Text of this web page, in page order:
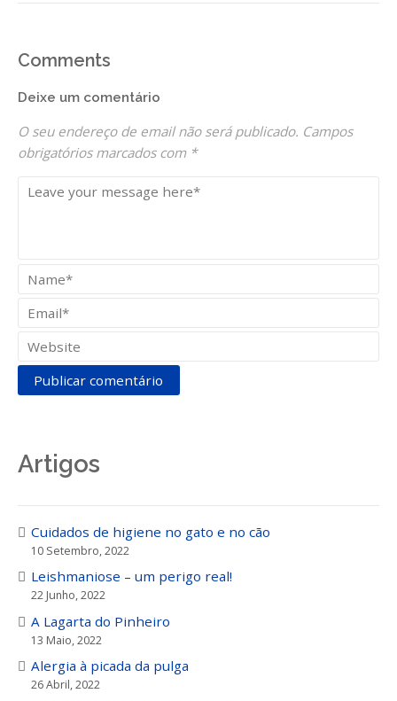
Comments
Deixe um comentário
O seu endereço de email não será publicado. Campos
obrigatórios marcados com *
Artigos
Cuidados de higiene no gato e no cão
10 Setembro, 2022
Leishmaniose – um perigo real!
22 Junho, 2022
A Lagarta do Pinheiro
13 Maio, 2022
Alergia à picada da pulga
26 Abril, 2022